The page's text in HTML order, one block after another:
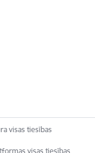
visas tiesības
visas tiesības